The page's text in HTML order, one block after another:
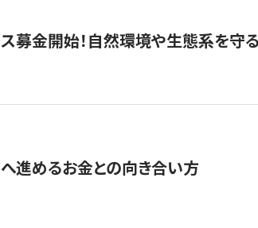
募金開始！自然環境や生態系を守
進めるお金との向き合い方